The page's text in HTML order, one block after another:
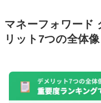
マネーフォワード
リット7つの全体像